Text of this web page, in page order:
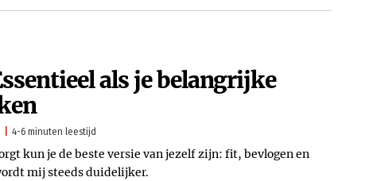
als je belangrijke
4-6 minuten leestijd
kun je de beste versie van jezelf zijn: fit, bevlogen en
mij steeds duidelijker.